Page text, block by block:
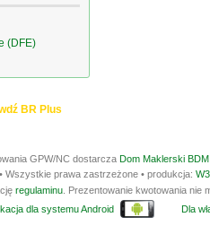
(DFE)
BR Plus
GPW/NC dostarcza Dom Maklerski
Wszystkie prawa zastrzeżone • produkcja:
regulaminu . Prezentowanie kwotowania
dla systemu Android Dla